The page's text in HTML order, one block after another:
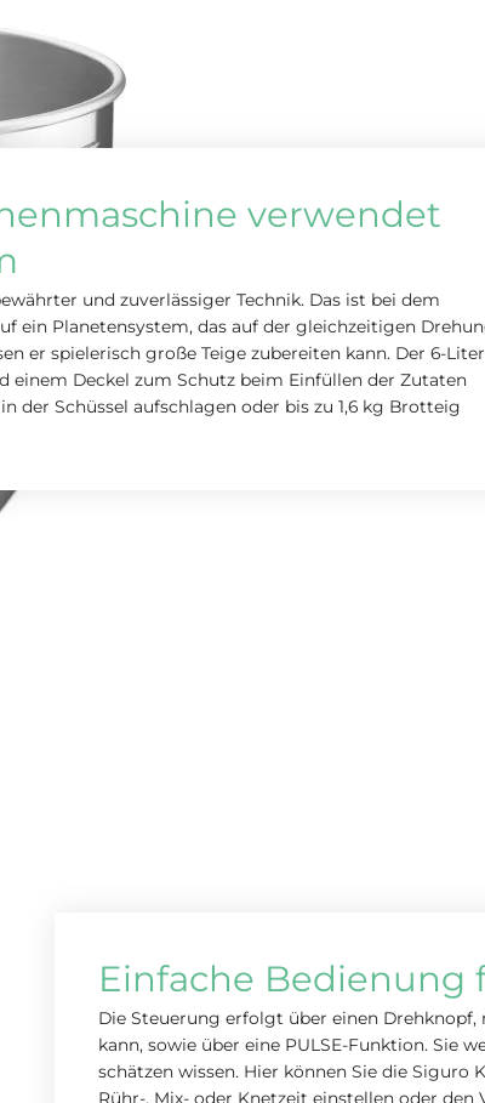
verwendet
und zuverlässiger Technik. Das ist bei dem
ein Planetensystem, das auf der gleichzeitigen
er spielerisch große Teige zubereiten kann. Der 6-
einem Deckel zum Schutz beim Einfüllen der Zutaten
der Schüssel aufschlagen oder bis zu 1,6 kg Brotteig
Einfache Bedienung
Die Steuerung erfolgt über einen
kann, sowie über eine PULSE-Funktion. Sie
schätzen wissen. Hier können Sie die Siguro
Rühr-, Mix- oder Knetzeit einstellen oder